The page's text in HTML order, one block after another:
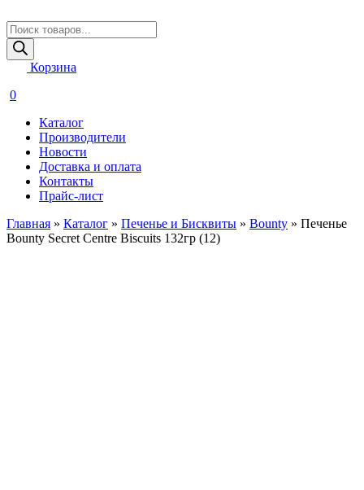
Поиск
товаров
Корзина
0
Каталог
Производители
Новости
Доставка и оплата
Контакты
Прайс-лист
Главная » Каталог » Печенье и Бисквиты » Bounty » Печенье
Bounty Secret Centre Biscuits 132гр (12)